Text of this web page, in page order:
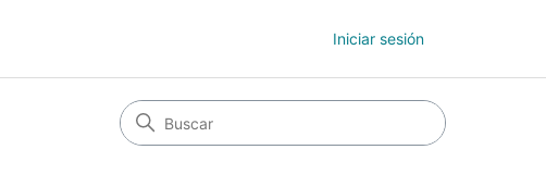
Iniciar sesión